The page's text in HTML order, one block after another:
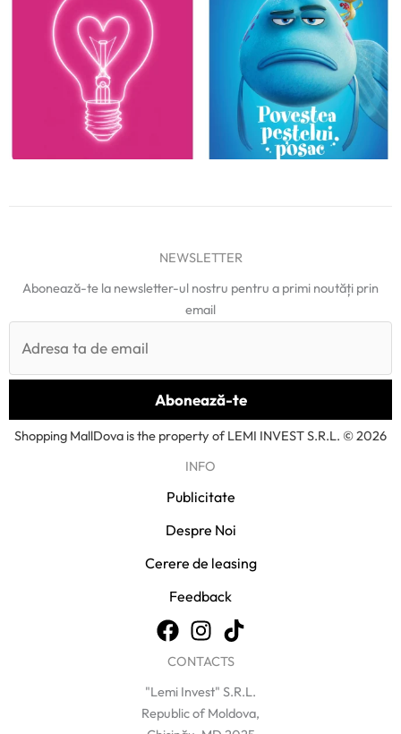
NEWSLETTER
Abonează-te la newsletter-ul nostru pentru a primi noutăți prin
email
Shopping MallDova is the property of LEMI INVEST S.R.L. © 2026
INFO
Publicitate
Despre Noi
Cerere de leasing
Feedback
CONTACTS
"Lemi Invest" S.R.L.
Republic of Moldova,